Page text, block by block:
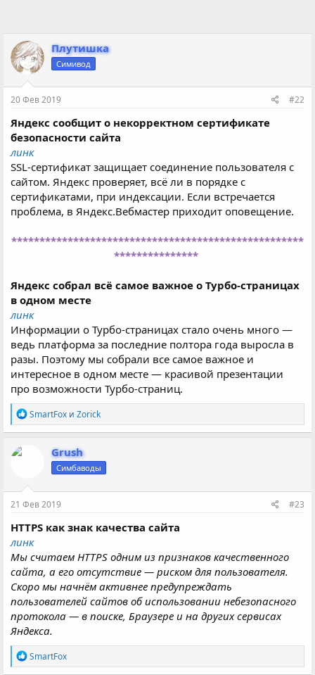
Плутишка
Симивод
20 Фев 2019 #22
Яндекс сообщит о некорректном сертификате
безопасности сайта
линк
SSL-сертификат защищает соединение пользователя с
сайтом. Яндекс проверяет, всё ли в порядке с
сертификатами, при индексации. Если встречается
проблема, в Яндекс.Вебмастер приходит оповещение.
****************************************************
***************
Яндекс собрал всё самое важное о Турбо-страницах
в одном месте
линк
Информации о Турбо-страницах стало очень много —
ведь платформа за последние полтора года выросла в
разы. Поэтому мы собрали все самое важное и
интересное в одном месте — красивой презентации
про возможности Турбо-страниц.
Р
е
а
:
SmartFox и Zorick
Grush
Симбаводы
21 Фев 2019 #23
HTTPS как знак качества сайта
линк
Мы считаем HTTPS одним из признаков качественного
сайта, а его отсутствие — риском для пользователя.
Скоро мы начнём активнее предупреждать
пользователей сайтов об использовании небезопасного
протокола — в поиске, Браузере и на других сервисах
Яндекса.
Р
е
SmartFox